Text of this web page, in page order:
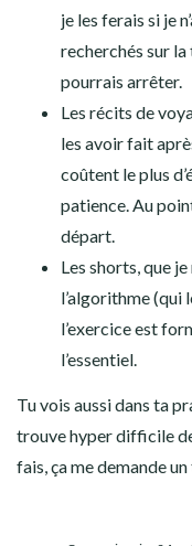
je les ferais si je
recherchés sur la
pourrais arrêter.
Les récits de
les avoir fait
coûtent le plus
patience. Au
départ.
Les shorts, que
l’algorithme (qui
l’exercice est
l’essentiel.
Tu vois aussi dans ta
trouve hyper difficile
fais, ça me demande